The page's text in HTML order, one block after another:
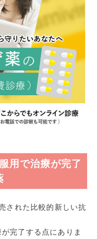
用で治療が完了
された比較的新しい抗
完了する点にありま